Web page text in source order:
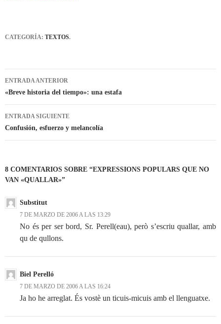
CATEGORÍA: TEXTOS.
Navegación
de
entradas
ENTRADA ANTERIOR
«Breve historia del tiempo»: una estafa
ENTRADA SIGUIENTE
Confusión, esfuerzo y melancolía
8 COMENTARIOS SOBRE “EXPRESSIONS POPULARS QUE NO
VAN «QUALLAR»”
Substitut
7 DE MARZO DE 2006 A LAS 13:29
No és per ser bord, Sr. Perell(eau), però s’escriu quallar, amb
qu de qullons.
Biel Perelló
7 DE MARZO DE 2006 A LAS 16:24
Ja ho he arreglat. És vostè un ticuis-micuis amb el llenguatxe.